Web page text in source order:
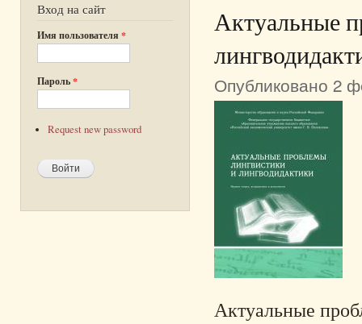
Вход на сайт
Имя пользователя *
Пароль*
Request new password
Актуальные
Опубликовано 2
Актуальные